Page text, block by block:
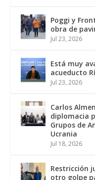
Poggi y
obra de
Jul 23, 2026
Está muy
acueducto
Jul 23, 2026
Carlos
diplomacia
Grupos de
Ucrania
Jul 18, 2026
Restricción
otro golpe